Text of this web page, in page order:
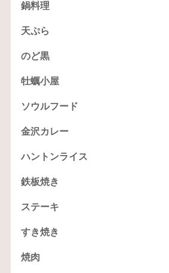
鍋料理
天ぷら
のど黒
牡蠣小屋
ソウルフード
金沢カレー
ハントンライス
鉄板焼き
ステーキ
すき焼き
焼肉